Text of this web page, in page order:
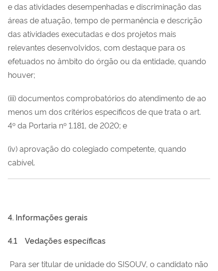
e das atividades desempenhadas e discriminação das
áreas de atuação, tempo de permanência e descrição
das atividades executadas e dos projetos mais
relevantes desenvolvidos, com destaque para os
efetuados no âmbito do órgão ou da entidade, quando
houver;
(iii) documentos comprobatórios do atendimento de ao
menos um dos critérios específicos de que trata o art.
4º da Portaria nº 1.181, de 2020; e
(iv) aprovação do colegiado competente, quando
cabível.
4. Informações gerais
4.1 Vedações específicas
Para ser titular de unidade do SISOUV, o candidato não